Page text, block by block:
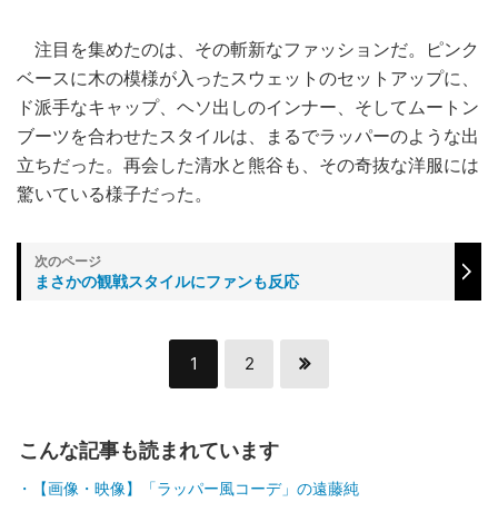
注目を集めたのは、その斬新なファッションだ。ピンク
ベースに木の模様が入ったスウェットのセットアップに、
ド派手なキャップ、ヘソ出しのインナー、そしてムートン
ブーツを合わせたスタイルは、まるでラッパーのような出
立ちだった。再会した清水と熊谷も、その奇抜な洋服には
驚いている様子だった。
まさかの観戦スタイルにファンも反応
1 2
こんな記事も読まれています
【画像・映像】「ラッパー風コーデ」の遠藤純